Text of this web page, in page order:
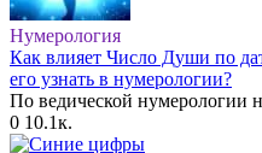
Нумерология
Как влияет Число Души по
его узнать в нумерологии?
По ведической нумерологии
0 10.1к.